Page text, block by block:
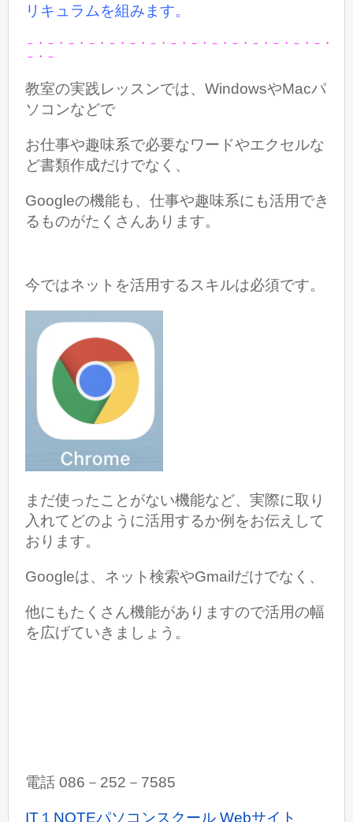
リキュラムを組みます。
－・－・－・－・－・－・－・－・－・－・－・－・－・－・－・
－・－
教室の実践レッスンでは、WindowsやMacパ
ソコンなどで
お仕事や趣味系で必要なワードやエクセルな
ど書類作成だけでなく、
Googleの機能も、仕事や趣味系にも活用でき
るものがたくさんあります。
今ではネットを活用するスキルは必須です。
まだ使ったことがない機能など、実際に取り
入れてどのように活用するか例をお伝えして
おります。
Googleは、ネット検索やGmailだけでなく、
他にもたくさん機能がありますので活用の幅
を広げていきましょう。
電話 086－252－7585
IT１NOTEパソコンスクール Webサイト